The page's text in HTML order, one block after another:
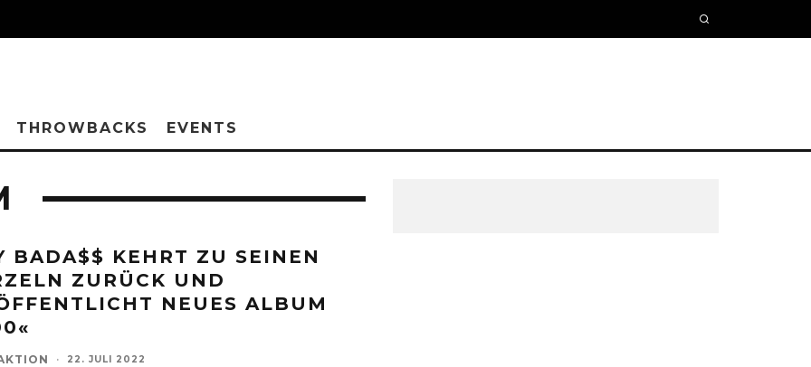
THROWBACKS EVENTS
BADA$$ KEHRT ZU SEINEN
ZURÜCK UND
NEUES ALBUM
· 22. JULI 2022